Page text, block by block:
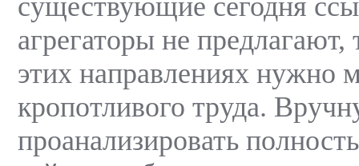
агрегаторы не предлагают,
этих направлениях нужно
кропотливого труда.
проанализировать